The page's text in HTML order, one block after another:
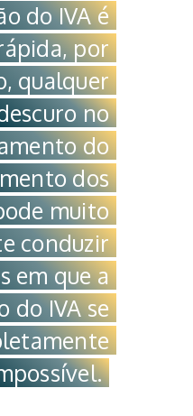
do IVA é
por
qualquer
no
do
dos
muito
conduzir
em que a
do IVA se